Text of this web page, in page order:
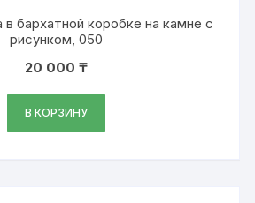
в бархатной коробке на камне с
рисунком, 050
20 000₸
В КОРЗИНУ